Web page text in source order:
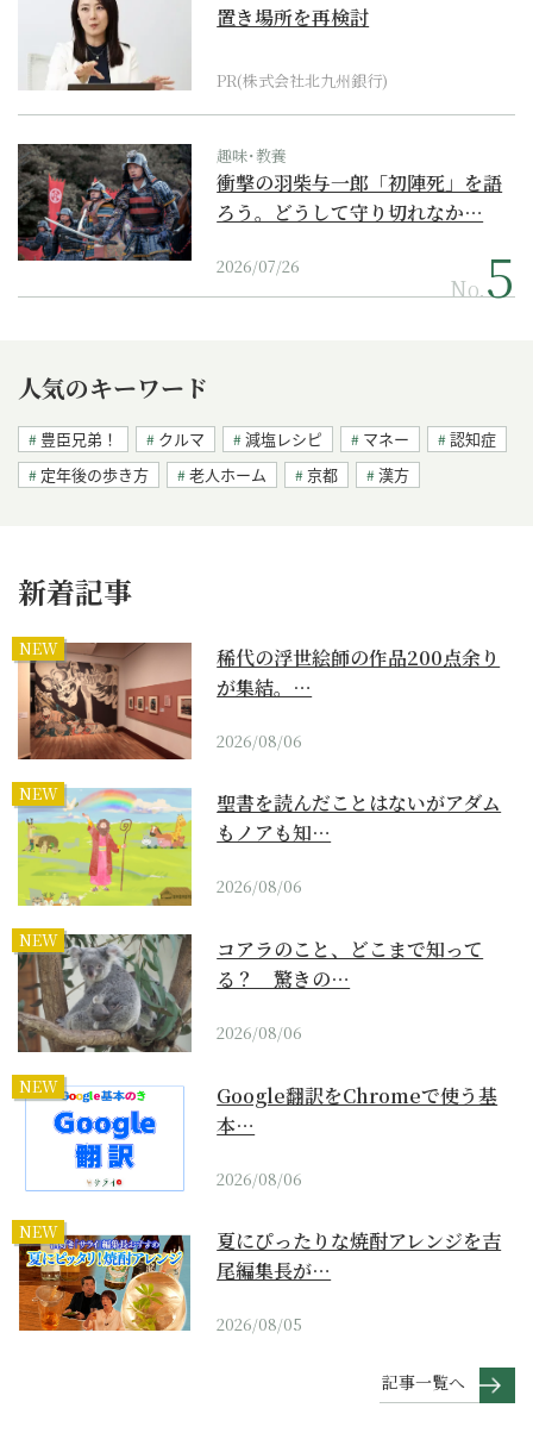
置き場所を再検討
PR(株式会社北九州銀行)
趣味･教養
衝撃の羽柴与一郎「初陣死」を語
ろう。どうして守り切れなか…
2026/07/26
No.
人気のキーワード
豊臣兄弟！ クルマ 減塩レシピ マネー
認知症
定年後の歩き方
老人ホーム 京都 漢方
新着記事
NEW
稀代の浮世絵師の作品200点余り
が集結。…
2026/08/06
NEW
聖書を読んだことはないがアダム
もノアも知…
2026/08/06
NEW
コアラのこと、どこまで知って
る？ 驚きの…
2026/08/06
NEW
Google翻訳をChromeで使う基
本…
2026/08/06
NEW
夏にぴったりな焼酎アレンジを吉
尾編集長が…
2026/08/05
記事一覧へ